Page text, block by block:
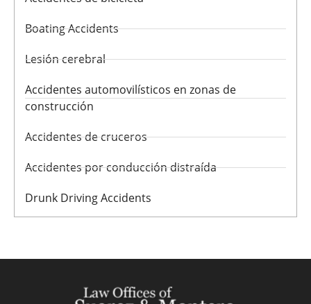
Boating Accidents
Lesión cerebral
Accidentes automovilísticos en zonas de
construcción
Accidentes de cruceros
Accidentes por conducción distraída
Drunk Driving Accidents